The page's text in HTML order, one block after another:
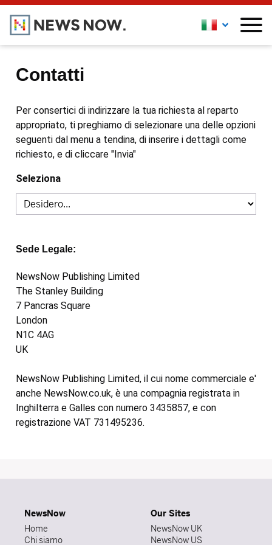
Contatti
Per consertici di indirizzare la tua richiesta al reparto
appropriato, ti preghiamo di selezionare una delle opzioni
seguenti dal menu a tendina, di inserire i dettagli come
richiesto, e di cliccare "Invia"
Seleziona
Sede Legale:
NewsNow Publishing Limited
The Stanley Building
7 Pancras Square
London
N1C 4AG
UK
NewsNow Publishing Limited, il cui nome commerciale e'
anche NewsNow.co.uk, è una compagnia registrata in
Inghilterra e Galles con numero 3435857, e con
registrazione VAT 731495236.
NewsNow
Home
Chi siamo
Our Sites
NewsNow UK
NewsNow US